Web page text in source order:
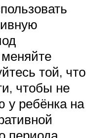
той, что
чтобы не
у ребёнка на